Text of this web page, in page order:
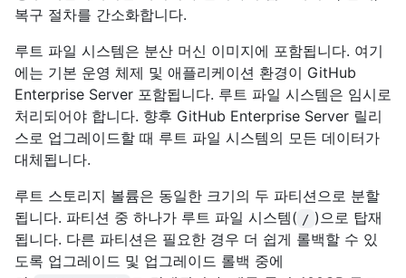
복구 절차를 간소화합니다.
루트 파일 시스템은 분산 머신 이미지에 포함됩니다. 여기
에는 기본 운영 체제 및 애플리케이션 환경이 GitHub
Enterprise Server 포함됩니다. 루트 파일 시스템은 임시로
처리되어야 합니다. 향후 GitHub Enterprise Server 릴리
스로 업그레이드할 때 루트 파일 시스템의 모든 데이터가
대체됩니다.
루트 스토리지 볼륨은 동일한 크기의 두 파티션으로 분할
됩니다. 파티션 중 하나가 루트 파일 시스템( / )으로 탑재
됩니다. 다른 파티션은 필요한 경우 더 쉽게 롤백할 수 있
도록 업그레이드 및 업그레이드 롤백 중에